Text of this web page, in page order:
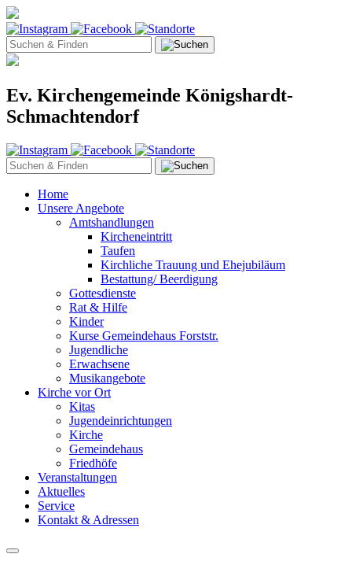
Ev. Kirchengemeinde Königshardt-
Schmachtendorf
Home
Unsere Angebote
Amtshandlungen
Kircheneintritt
Taufen
Kirchliche Trauung und Ehejubiläum
Bestattung/ Beerdigung
Gottesdienste
Rat & Hilfe
Kinder
Kurse Gemeindehaus Forststr.
Jugendliche
Erwachsene
Musikangebote
Kirche vor Ort
Kitas
Jugendeinrichtungen
Kirche
Gemeindehaus
Friedhöfe
Veranstaltungen
Aktuelles
Service
Kontakt & Adressen